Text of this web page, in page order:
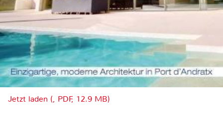
Jetzt laden (, PDF, 12.9 MB)